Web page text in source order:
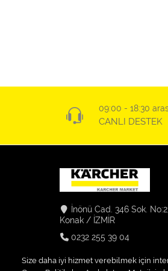
09:00 - 18:30
CANLI DESTEK
İnönü Cad. 346 Sok.
Konak / İZMİR
0232 255 39 04
Size daha iyi hizmet verebilmek için